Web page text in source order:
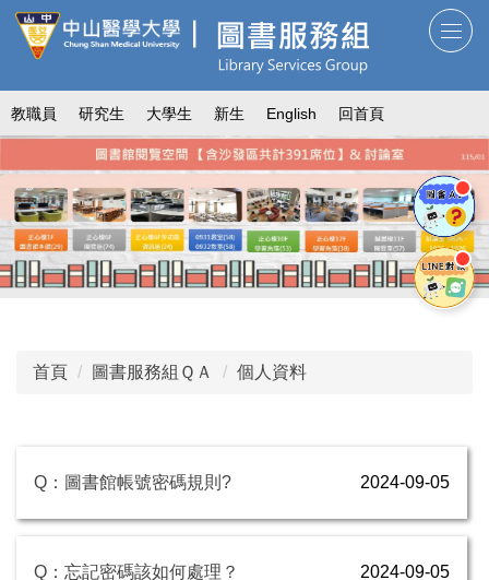
跳
到
要
內
區
教職員 研究生 大學生 新生 English 回首頁
首頁 圖書服務組ＱＡ 個人資料
Q：圖書館帳號密碼規則? 2024-09-05
Q：忘記密碼該如何處理？ 2024-09-05